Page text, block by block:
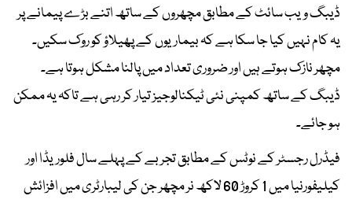
ڈیبگ ویب سائٹ کے مطابق مچھروں کے ساتھ اتنے بڑے پیمانے پر
یہ کام نہیں کیا جا سکا ہے کہ بیماریوں کے پھیلاؤ کو روک سکیں۔
مچھر نازک ہوتے ہیں اور ضروری تعداد میں پالنا مشکل ہوتا ہے۔
ڈیبگ کے ساتھ کمپنی نئی ٹیکنالوجیز تیار کر رہی ہے تاکہ یہ ممکن
ہو جائے۔
فیڈرل رجسٹر کے نوٹس کے مطابق تجربے کے پہلے سال فلوریڈا اور
کیلیفورنیا میں 1 کروڑ 60 لاکھ نر مچھر جن کی لیبارٹری میں افزائش